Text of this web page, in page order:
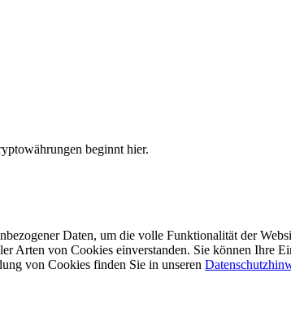
beginnt hier.
Daten, um die volle Funktionalität der
Arten von Cookies einverstanden. Sie können
von Cookies finden Sie in unseren